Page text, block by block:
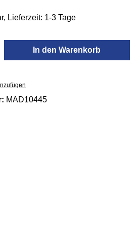
Lieferzeit: 1-3 Tage
Gib den
In den Warenkorb
MAD10445